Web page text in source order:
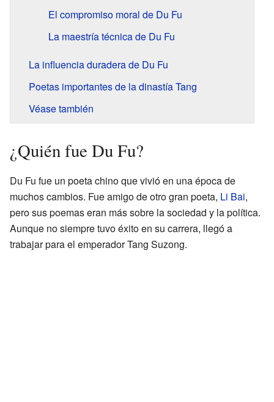
El compromiso moral de Du Fu
La maestría técnica de Du Fu
La influencia duradera de Du Fu
Poetas importantes de la dinastía Tang
Véase también
¿Quién fue Du Fu?
Du Fu fue un poeta chino que vivió en una época de
muchos cambios. Fue amigo de otro gran poeta, Li Bai,
pero sus poemas eran más sobre la sociedad y la política.
Aunque no siempre tuvo éxito en su carrera, llegó a
trabajar para el emperador Tang Suzong.